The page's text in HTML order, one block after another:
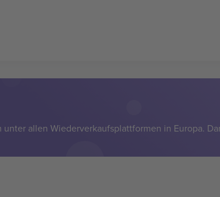
allen Wiederverkaufsplattformen in Europa.